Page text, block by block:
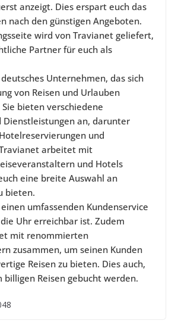
anzeigt. Dies erspart euch das
nach den günstigen Angeboten.
wird von Travianet geliefert,
Partner für euch als
Unternehmen, das sich
von Reisen und Urlauben
bieten verschiedene
Dienstleistungen an, darunter
und
arbeitet mit
und Hotels
eine breite Auswahl an
bieten.
umfassenden Kundenservice
Uhr erreichbar ist. Zudem
mit renommierten
zusammen, um seinen Kunden
Reisen zu bieten. Dies auch,
Reisen gebucht werden.